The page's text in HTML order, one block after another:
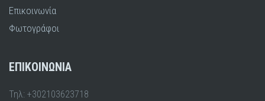
Επικοινωνία
Φωτογράφοι
ΕΠΙΚΟΙΝΩΝΙΑ
Τηλ: +302103623718